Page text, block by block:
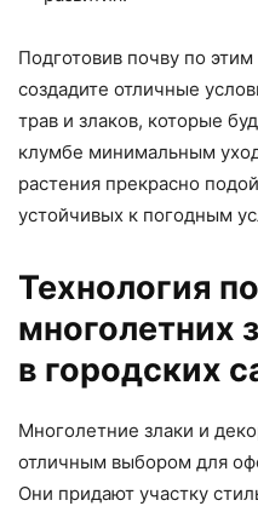
Подготовив почву по
создадите отличные
трав и злаков, которые
клумбе минимальным
растения прекрасно
устойчивых к погодным
Технология
многолетних
в городских
Многолетние злаки и
отличным выбором для
Они придают участку